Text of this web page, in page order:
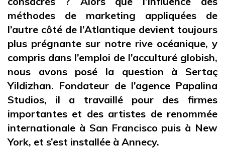
méthodes de marketing appliquées de
l’autre côté de l’Atlantique devient toujours
plus prégnante sur notre rive océanique, y
compris dans l’emploi de l’acculturé globish,
nous avons posé la question à Sertaç
Yildizhan. Fondateur de l’agence Papalina
Studios, il a travaillé pour des firmes
importantes et des artistes de renommée
internationale à San Francisco puis à New
York, et s’est installée à Annecy.